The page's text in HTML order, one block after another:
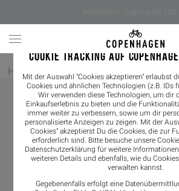
COOKIE TRACKING AUF
Mit der Auswahl "Cookies akzeptieren" erlaubst
Cookies und ähnlichen Technologien (z.B. IDs
Wir verwenden diese Technologien, um dir
Einkaufserlebnis zu bieten und die
immer weiter zu verbessern, sowie um dir
personalisierte Anzeigen zu zeigen. Mit der
Cookies" akzeptierst Du die Cookies, die zur
erforderlich sind. Bitte besuche unsere
Datenschutzerklärung für weitere
weiteren Details und ebenfalls, wie du
verwalten kannst.
Gegebenenfalls erfolgt eine
Home / Damen/ Accessoires /